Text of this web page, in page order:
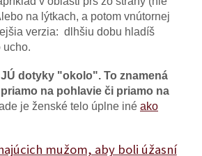
na lýtkach, a potom vnútornej
verzia: dlhšiu dobu hladíš
ucho.
dotyky "okolo". To znamená
na pohlavie či priamo na
je ženské telo úplne iné ako
mužom, aby boli úžasní